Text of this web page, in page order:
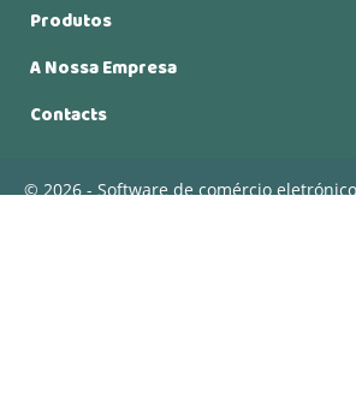
Produtos
A Nossa Empresa
Contacts
© 2026 - Software de comércio